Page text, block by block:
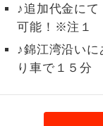
♪追加代金に
可能！※注１
♪錦江湾沿い
り車で１５分
1名様催行
2名様催行
おひとり様参